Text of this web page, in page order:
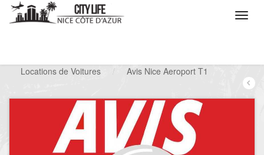
Locations de Voitures
/ Avis Nice Aeroport T1